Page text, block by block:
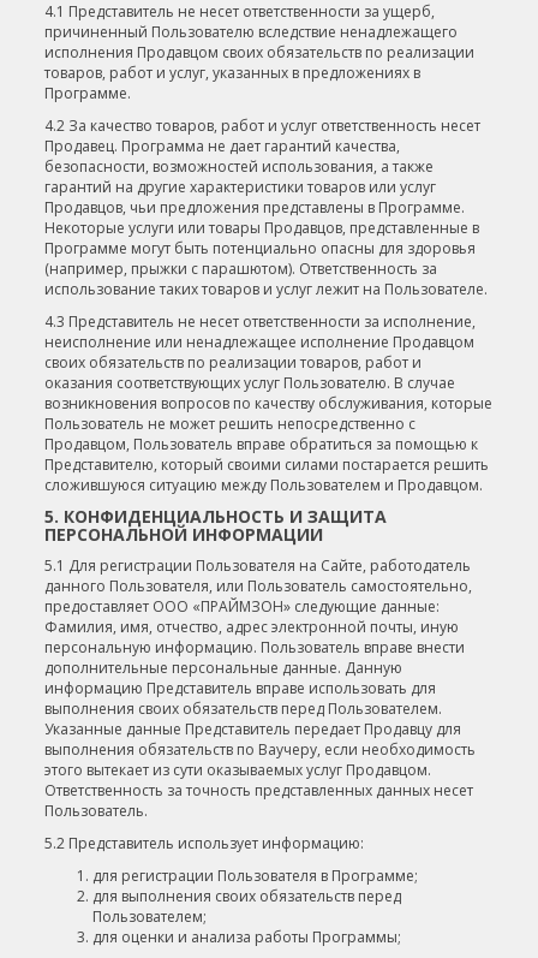
4.1 Представитель не несет ответственности за ущерб,
причиненный Пользователю вследствие ненадлежащего
исполнения Продавцом своих обязательств по реализации
товаров, работ и услуг, указанных в предложениях в
Программе.
4.2 За качество товаров, работ и услуг ответственность несет
Продавец. Программа не дает гарантий качества,
безопасности, возможностей использования, а также
гарантий на другие характеристики товаров или услуг
Продавцов, чьи предложения представлены в Программе.
Некоторые услуги или товары Продавцов, представленные в
Программе могут быть потенциально опасны для здоровья
(например, прыжки с парашютом). Ответственность за
использование таких товаров и услуг лежит на Пользователе.
4.3 Представитель не несет ответственности за исполнение,
неисполнение или ненадлежащее исполнение Продавцом
своих обязательств по реализации товаров, работ и
оказания соответствующих услуг Пользователю. В случае
возникновения вопросов по качеству обслуживания, которые
Пользователь не может решить непосредственно с
Продавцом, Пользователь вправе обратиться за помощью к
Представителю, который своими силами постарается решить
сложившуюся ситуацию между Пользователем и Продавцом.
5. КОНФИДЕНЦИАЛЬНОСТЬ И ЗАЩИТА
ПЕРСОНАЛЬНОЙ ИНФОРМАЦИИ
5.1 Для регистрации Пользователя на Сайте, работодатель
данного Пользователя, или Пользователь самостоятельно,
предоставляет ООО «ПРАЙМЗОН» следующие данные:
Фамилия, имя, отчество, адрес электронной почты, иную
персональную информацию. Пользователь вправе внести
дополнительные персональные данные. Данную
информацию Представитель вправе использовать для
выполнения своих обязательств перед Пользователем.
Указанные данные Представитель передает Продавцу для
выполнения обязательств по Ваучеру, если необходимость
этого вытекает из сути оказываемых услуг Продавцом.
Ответственность за точность представленных данных несет
Пользователь.
5.2 Представитель использует информацию:
для регистрации Пользователя в Программе;
для выполнения своих обязательств перед
Пользователем;
для оценки и анализа работы Программы;